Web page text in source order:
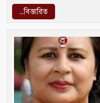
...বিস্তারিত